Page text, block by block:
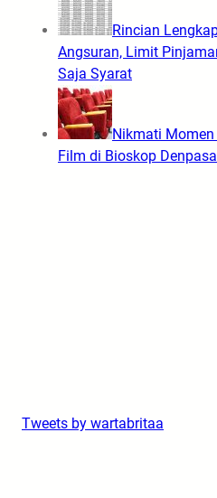
Rincian
Angsuran, Limit
Saja Syarat
Nikmati
Film di Bioskop
Tweets by wartabritaa